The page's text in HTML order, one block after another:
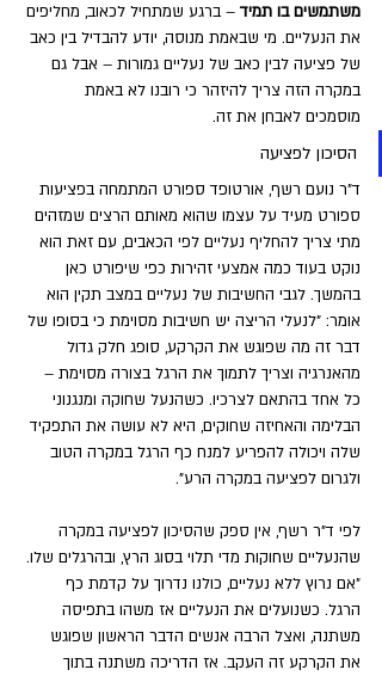
משתמשים בו תמיד – ברגע שמתחיל לכאוב, מחליפים
את הנעליים. מי שבאמת מנוסה, יודע להבדיל בין כאב
של פציעה לבין כאב של נעליים גמורות – אבל גם
במקרה הזה צריך להיזהר כי רובנו לא באמת
מוסמכים לאבחן את זה.
הסיכון לפציעה
ד"ר נועם רשף, אורטופד ספורט המתמחה בפציעות
ספורט מעיד על עצמו שהוא מאותם הרצים שמזהים
מתי צריך להחליף נעליים לפי הכאבים, עם זאת הוא
נוקט בעוד כמה אמצעי זהירות כפי שיפורט כאן
בהמשך. לגבי החשיבות של נעליים במצב תקין הוא
אומר: "לנעלי הריצה יש חשיבות מסוימת כי בסופו של
דבר זה מה שפוגש את הקרקע, סופג חלק גדול
מהאנרגיה וצריך לתמוך את הרגל בצורה מסוימת –
כל אחד בהתאם לצרכיו. כשהנעל שחוקה ומנגנוני
הבלימה והאחיזה שחוקים, היא לא עושה את התפקיד
שלה ויכולה להפריע למנח כף הרגל במקרה הטוב
ולגרום לפציעה במקרה הרע".
לפי ד"ר רשף, אין ספק שהסיכון לפציעה במקרה
שהנעליים שחוקות מדי תלוי בסוג הרץ, ובהרגלים שלו.
"אם נרוץ ללא נעליים, כולנו נדרוך על קדמת כף
הרגל. כשנועלים את הנעליים אז משהו בתפיסה
משתנה, ואצל הרבה אנשים הדבר הראשון שפוגש
את הקרקע זה העקב. אז הדריכה משתנה בתוך